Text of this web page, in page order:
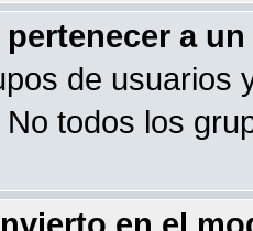
a
de usuarios
todos los